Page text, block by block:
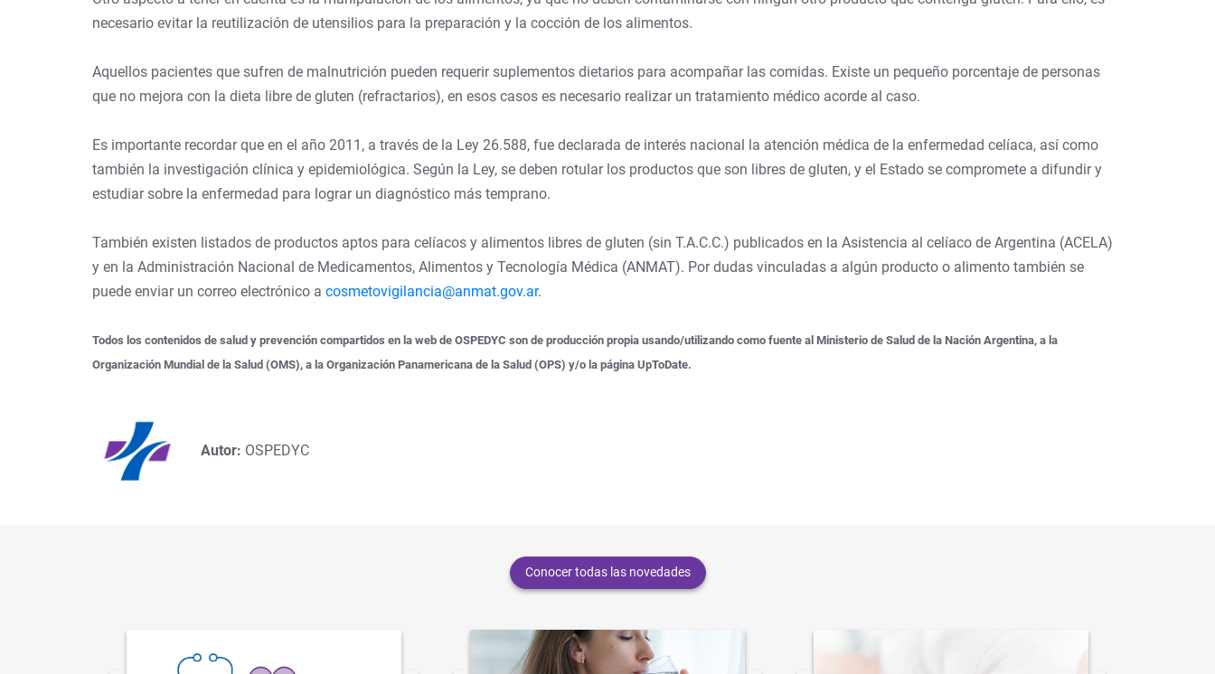
necesario evitar la reutilización de utensilios para la preparación y la cocción de los alimentos.
Aquellos pacientes que sufren de malnutrición pueden requerir suplementos dietarios para acompañar las comidas. Existe un pequeño porcentaje de personas
que no mejora con la dieta libre de gluten (refractarios), en esos casos es necesario realizar un tratamiento médico acorde al caso.
Es importante recordar que en el año 2011, a través de la Ley 26.588, fue declarada de interés nacional la atención médica de la enfermedad celíaca, así como
también la investigación clínica y epidemiológica. Según la Ley, se deben rotular los productos que son libres de gluten, y el Estado se compromete a difundir y
estudiar sobre la enfermedad para lograr un diagnóstico más temprano.
También existen listados de productos aptos para celíacos y alimentos libres de gluten (sin T.A.C.C.) publicados en la Asistencia al celíaco de Argentina (ACELA)
y en la Administración Nacional de Medicamentos, Alimentos y Tecnología Médica (ANMAT). Por dudas vinculadas a algún producto o alimento también se
puede enviar un correo electrónico a cosmetovigilancia@anmat.gov.ar.
Todos los contenidos de salud y prevención compartidos en la web de OSPEDYC son de producción propia usando/utilizando como fuente al Ministerio de Salud de la Nación Argentina, a la
Organización Mundial de la Salud (OMS), a la Organización Panamericana de la Salud (OPS) y/o la página UpToDate.
Autor: OSPEDYC
Conocer todas las novedades